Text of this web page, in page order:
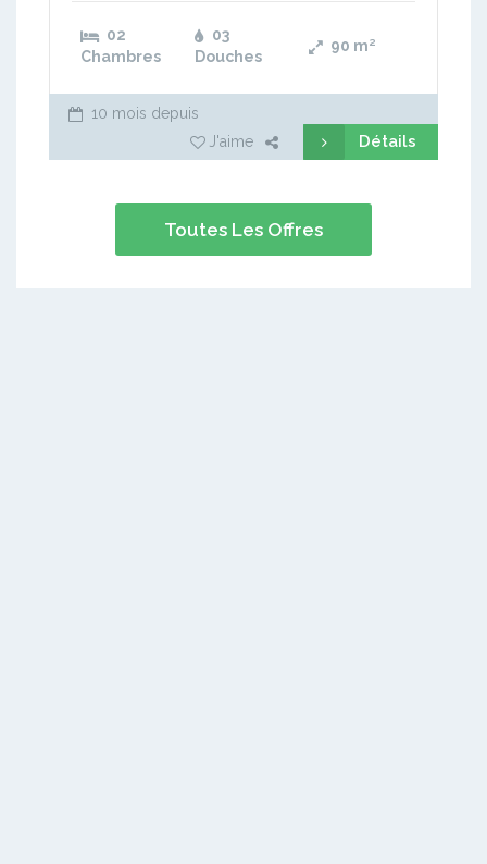
02
Chambres
03
Douches
90 m²
10 mois depuis
J'aime
Détails
Toutes Les Offres